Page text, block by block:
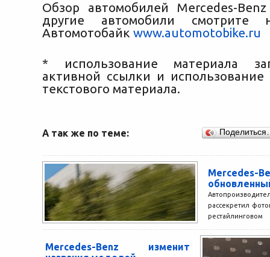
Обзор автомобилей Mercedes-
другие автомобили смотрите
Автомотобайк www.automotobike.ru
* использование материала
активной ссылки и
текстового материала.
А так же по теме:
Mercedes-
рассекретил
вышедшего на
приведен в
Mercedes-Benz изменит